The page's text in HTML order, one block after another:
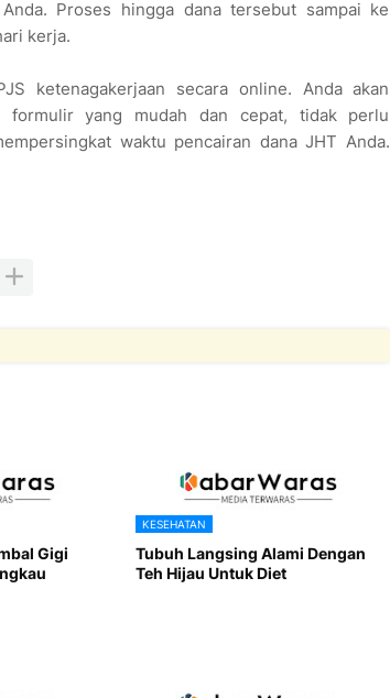
Proses hingga dana tersebut sampai ke
kerja.
ketenagakerjaan secara online. Anda akan
formulir yang mudah dan cepat, tidak perlu
waktu pencairan dana JHT Anda.
Gigi
KESEHATAN
Tubuh Langsing Alami Dengan
Teh Hijau Untuk Diet